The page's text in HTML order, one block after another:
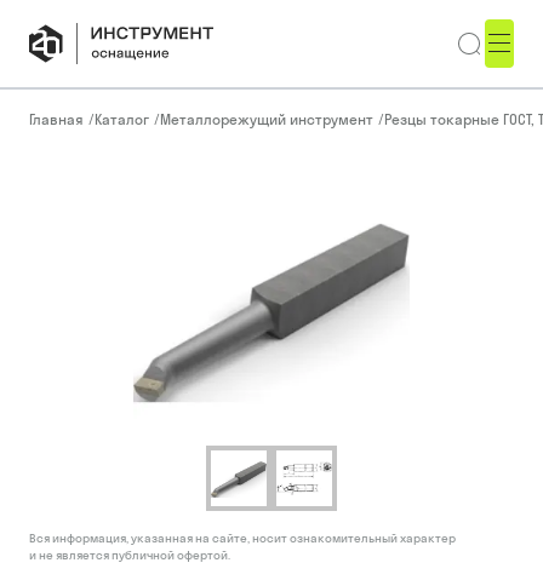
Главная /Каталог /Металлорежущий инструмент /Резцы токарные ГОСТ,
Вся информация, указанная на сайте, носит ознакомительный характер
и не является публичной офертой.